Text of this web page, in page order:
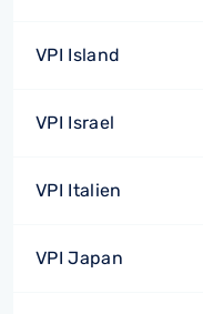
VPI Island
VPI Israel
VPI Italien
VPI Japan